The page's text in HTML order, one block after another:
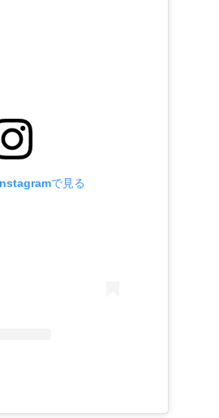
で見る